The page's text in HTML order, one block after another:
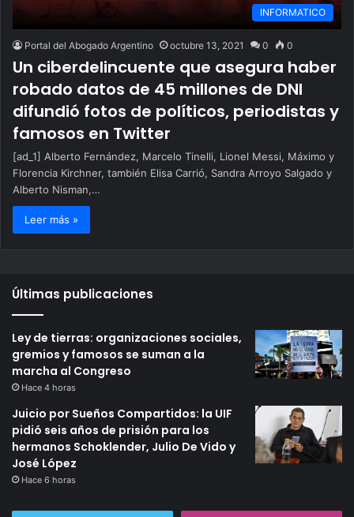
INFORMATICO
Portal del Abogado Argentino octubre 13, 2021 0 0
Un ciberdelincuente que asegura haber
robado datos de 45 millones de DNI
difundió fotos de políticos, periodistas y
famosos en Twitter
[ad_1] Alberto Fernández, Marcelo Tinelli, Lionel Messi, Máximo y
Florencia Kirchner, también Elisa Carrió, Sandra Arroyo Salgado y
Alberto Nisman,…
Leer más »
Últimas publicaciones
Ley de tierras: organizaciones sociales,
gremios y famosos se suman a la
marcha al Congreso
Hace 4 horas
Juicio por Sueños Compartidos: la UIF
pidió seis años de prisión para los
hermanos Schoklender, Julio De Vido y
José López
Hace 6 horas